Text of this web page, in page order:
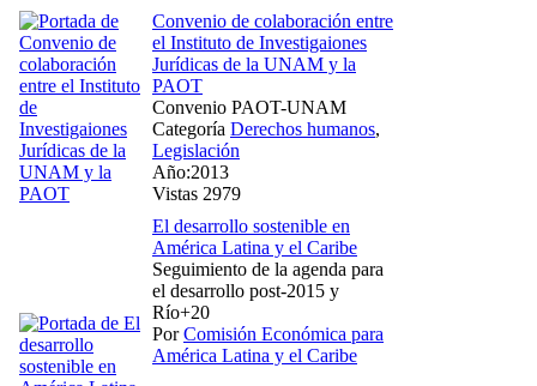
Convenio de colaboración entre
el Instituto de Investigaiones
Jurídicas de la UNAM y la
PAOT
Convenio PAOT-UNAM
Categoría Derechos humanos,
Legislación
Año:2013
Vistas 2979
El desarrollo sostenible en
América Latina y el Caribe
Seguimiento de la agenda para
el desarrollo post-2015 y
Río+20
PorComisión Económica para
América Latina y el Caribe